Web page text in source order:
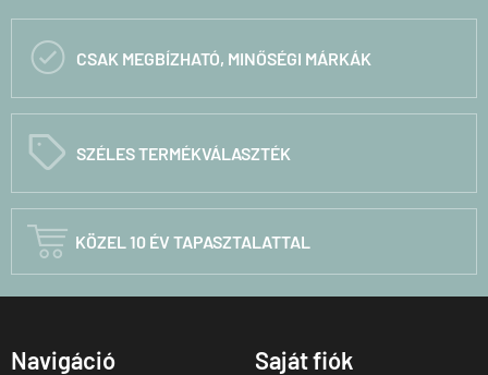
 CSAK MEGBÍZHATÓ, MINŐSÉGI MÁRKÁK
C SZÉLES TERMÉKVÁLASZTÉK
 KÖZEL 10 ÉV TAPASZTALATTAL
Navigáció Saját fiók